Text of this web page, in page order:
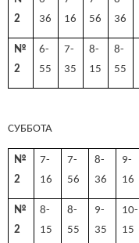
2
36
16
56
36
№
2
6-
55
7-
35
8-
15
8-
55
СУББОТА
№
2
7-
16
7-
56
8-
36
9-
16
№
2
8-
15
8-
55
9-
35
10-
15